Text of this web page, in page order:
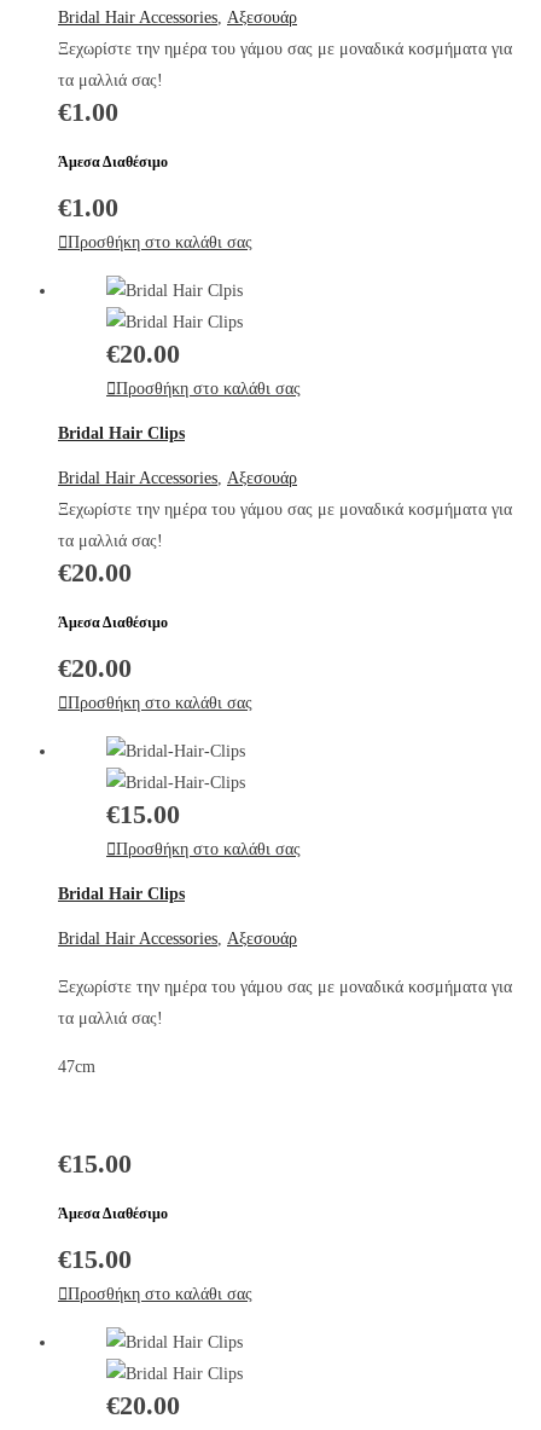
Bridal Hair Accessories, Αξεσουάρ
Ξεχωρίστε την ημέρα του γάμου σας με μοναδικά κοσμήματα για
τα μαλλιά σας!
€1.00
Άμεσα Διαθέσιμο
€1.00
Προσθήκη στο καλάθι σας
€20.00
Προσθήκη στο καλάθι σας
Bridal Hair Clips
Bridal Hair Accessories, Αξεσουάρ
Ξεχωρίστε την ημέρα του γάμου σας με μοναδικά κοσμήματα για
τα μαλλιά σας!
€20.00
Άμεσα Διαθέσιμο
€20.00
Προσθήκη στο καλάθι σας
€15.00
Προσθήκη στο καλάθι σας
Bridal Hair Clips
Bridal Hair Accessories, Αξεσουάρ
Ξεχωρίστε την ημέρα του γάμου σας με μοναδικά κοσμήματα για
τα μαλλιά σας!
47cm
€15.00
Άμεσα Διαθέσιμο
€15.00
Προσθήκη στο καλάθι σας
€20.00